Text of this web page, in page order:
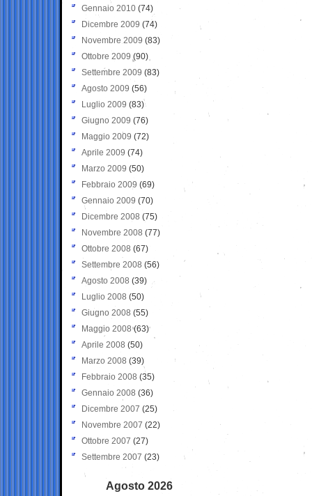
Gennaio 2010 (74)
Dicembre 2009 (74)
Novembre 2009 (83)
Ottobre 2009 (90)
Settembre 2009 (83)
Agosto 2009 (56)
Luglio 2009 (83)
Giugno 2009 (76)
Maggio 2009 (72)
Aprile 2009 (74)
Marzo 2009 (50)
Febbraio 2009 (69)
Gennaio 2009 (70)
Dicembre 2008 (75)
Novembre 2008 (77)
Ottobre 2008 (67)
Settembre 2008 (56)
Agosto 2008 (39)
Luglio 2008 (50)
Giugno 2008 (55)
Maggio 2008(63)
Aprile 2008 (50)
Marzo 2008 (39)
Febbraio 2008 (35)
Gennaio 2008 (36)
Dicembre 2007 (25)
Novembre 2007 (22)
Ottobre 2007 (27)
Settembre 2007 (23)
Agosto 2026